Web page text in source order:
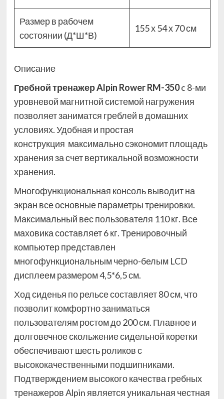
Размер в рабочем
состоянии (Д*Ш*В)
155 х 54 х 70 см
Описание
Гребной тренажер Alpin Rower RM-350c 8-ми
уровневой магнитной системой нагружения
позволяет заниматся греблей в домашних
условиях. Удобная и простая
конструкция максимально сэкономит площадь
хранения за счет вертикальной возможности
хранения.
Многофункциональная консоль выводит на
экран все основные параметры тренировки.
Максимальный вес пользователя 110 кг. Все
маховика составляет 6 кг. Тренировочный
компьютер представлен
многофункциональным черно-белым LCD
дисплеем размером 4,5*6,5 см.
Ход сиденья по рельсе составляет 80 см, что
позволит комфортно заниматься
пользователям ростом до 200 см. Плавное и
долговечное скольжение сидельной коретки
обеспечивают шесть роликов с
высококачественными подшипниками.
Подтверждением высокого качества гребных
тренажеров Alpin является уникальная честная